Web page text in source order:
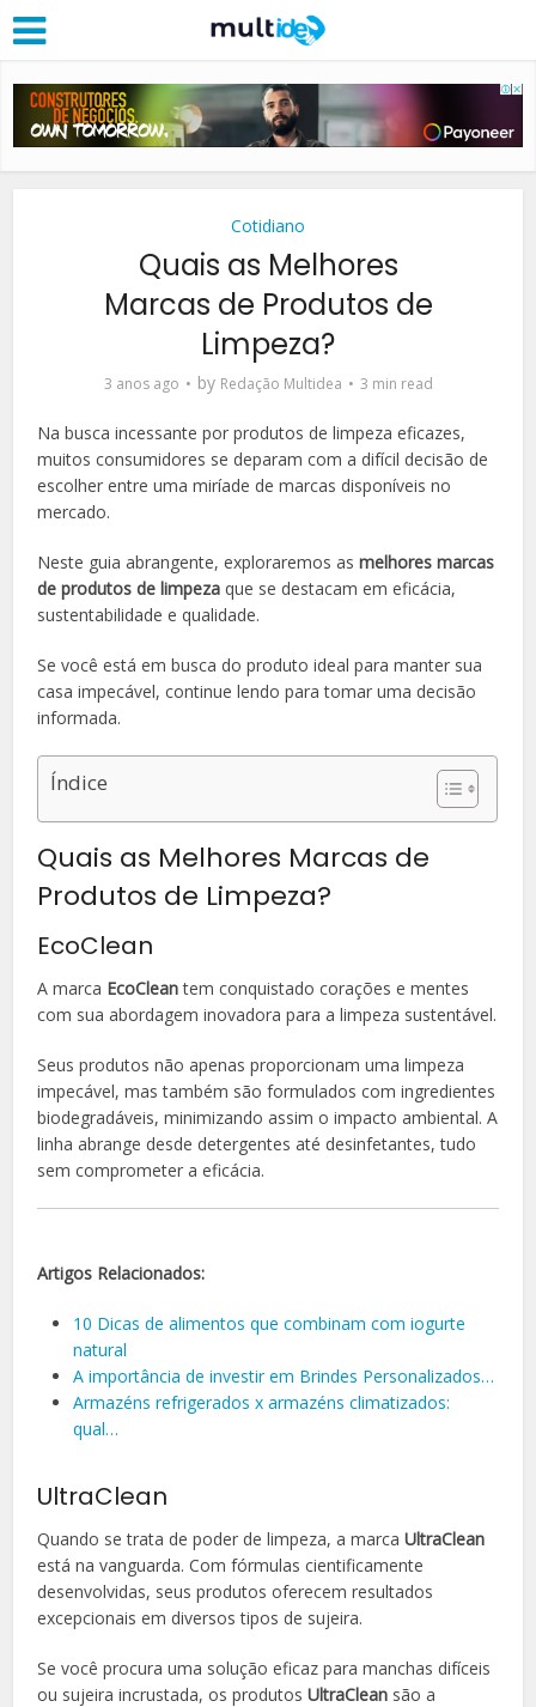
Cotidiano
Quais as Melhores
Marcas de Produtos de
Limpeza?
3 anos ago by Redação Multidea 3 min read
Na busca incessante por produtos de limpeza eficazes,
muitos consumidores se deparam com a difícil decisão de
escolher entre uma miríade de marcas disponíveis no
mercado.
Neste guia abrangente, exploraremos asmelhores marcas
de produtos de limpeza que se destacam em eficácia,
sustentabilidade e qualidade.
Se você está em busca do produto ideal para manter sua
casa impecável, continue lendo para tomar uma decisão
informada.
Índice
Quais as Melhores Marcas de
Produtos de Limpeza?
EcoClean
A marca EcoCleantem conquistado corações e mentes
com sua abordagem inovadora para a limpeza sustentável.
Seus produtos não apenas proporcionam uma limpeza
impecável, mas também são formulados com ingredientes
biodegradáveis, minimizando assim o impacto ambiental. A
linha abrange desde detergentes até desinfetantes, tudo
sem comprometer a eficácia.
Artigos Relacionados:
10 Dicas de alimentos que combinam com iogurte
natural
A importância de investir em Brindes Personalizados…
Armazéns refrigerados x armazéns climatizados:
qual…
UltraClean
Quando se trata de poder de limpeza, a marcaUltraClean
está na vanguarda. Com fórmulas cientificamente
desenvolvidas, seus produtos oferecem resultados
excepcionais em diversos tipos de sujeira.
Se você procura uma solução eficaz para manchas difíceis
ou sujeira incrustada, os produtosUltraClean são a